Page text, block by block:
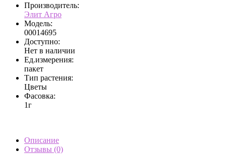
Производитель:
Элит Агро
Модель:
00014695
Доступно:
Нет в наличии
Ед.измерения:
пакет
Тип растения:
Цветы
Фасовка:
1г
Описание
Отзывы (0)